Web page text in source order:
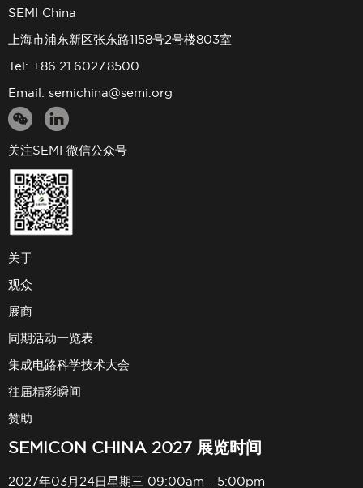
SEMI China
上海市浦东新区张东路1158号2号楼803室
Tel: +86.21.6027.8500
Email: semichina@semi.org
关注SEMI 微信公众号
关于
观众
展商
同期活动一览表
集成电路科学技术大会
往届精彩瞬间
赞助
SEMICON CHINA 2027 展览时间
2027年03月24日星期三 09:00am - 5:00pm